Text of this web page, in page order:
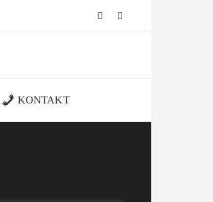
KONTAKT